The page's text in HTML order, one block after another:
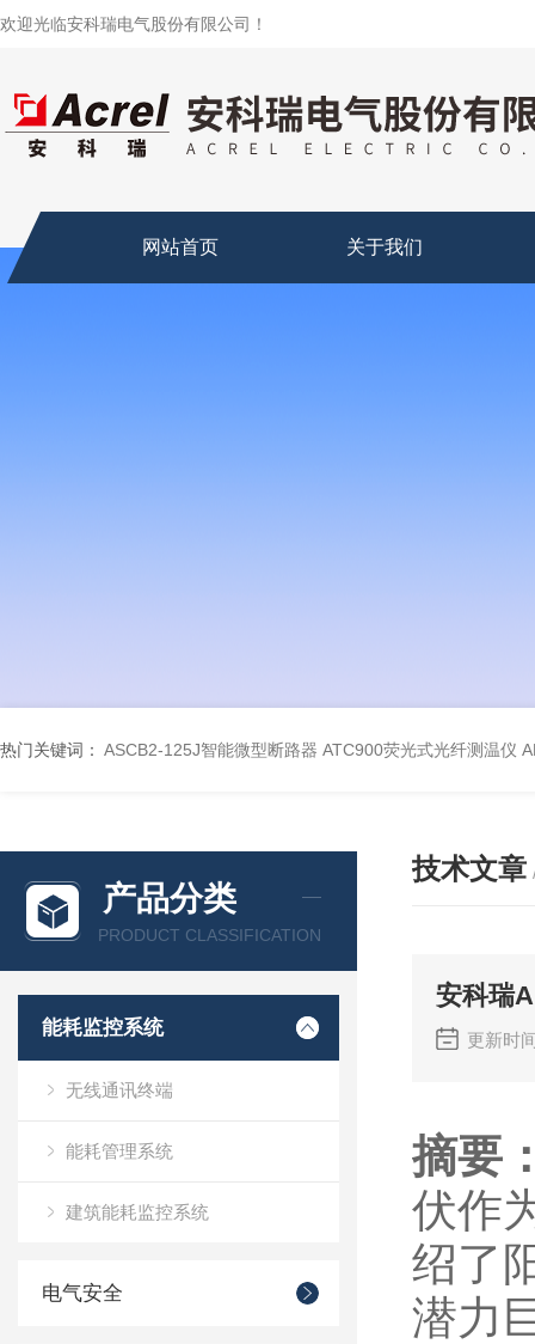
欢迎光临安科瑞电气股份有限公司！
网站首页 关于我们
热门关键词： ASCB2-125J智能微型断路器 ATC900荧光式光纤测温仪
产品分类
PRODUCT CLASSIFICATION
能耗监控系统
无线通讯终端
能耗管理系统
建筑能耗监控系统
电气安全
技术文章
安科瑞
更新时
摘要
伏作
绍了
潜力